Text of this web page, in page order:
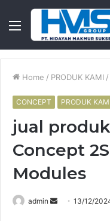
Menu
Home / PRODUK KAMI /
CONCEPT PRODUK KAMI
jual
Concept
Modules
admin
Send13/12/